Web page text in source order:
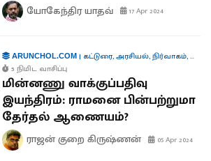
யோகேந்திர யாதவ் 17 Apr 2024
ARUNCHOL.COM| கட்டுரை,அரசியல்,நிர்வாகம்,
5 நிமிட வாசிப்பு
மின்னணு வாக்குப்பதிவு
இயந்திரம்: ராமனை பின்பற்றுமா
தேர்தல் ஆணையம்?
ராஜன் குறை கிருஷ்ணன் 05 Apr 2024